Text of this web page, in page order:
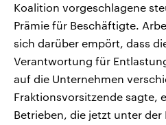
Koalition vorgeschlagene
Prämie für Beschäftigte.
sich darüber empört, dass
Verantwortung für
auf die Unternehmen
Fraktionsvorsitzende sagte,
Betrieben, die jetzt unter der